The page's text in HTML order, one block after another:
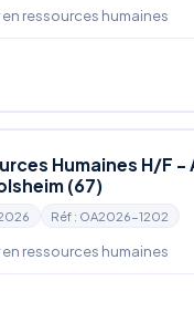
ressources humaines
Humaines H/F
(67)
Réf : OA2026-1202
ressources humaines